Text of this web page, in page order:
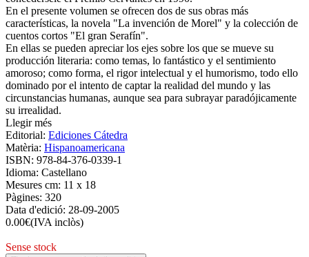
En el presente volumen se ofrecen dos de sus obras más
características, la novela "La invención de Morel" y la colección de
cuentos cortos "El gran Serafín".
En ellas se pueden apreciar los ejes sobre los que se mueve su
producción literaria: como temas, lo fantástico y el sentimiento
amoroso; como forma, el rigor intelectual y el humorismo, todo ello
dominado por el intento de captar la realidad del mundo y las
circunstancias humanas, aunque sea para subrayar paradójicamente
su irrealidad.
Llegir més
Editorial: Ediciones Cátedra
Matèria: Hispanoamericana
ISBN: 978-84-376-0339-1
Idioma: Castellano
Mesures cm: 11 x 18
Pàgines: 320
Data d'edició: 28-09-2005
0.00€(IVA inclòs)
Sense stock